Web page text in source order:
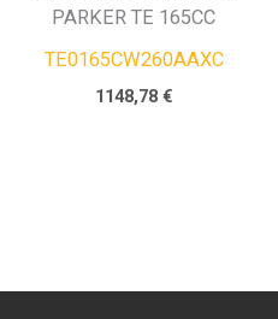
PARKER TE 165CC
TE0165CW260AAXC
1148,78 €